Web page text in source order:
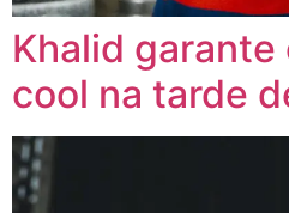
Khalid garante
cool na tarde